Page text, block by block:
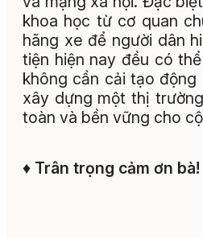
khoa học từ cơ quan
hãng xe để người dân
tiện hiện nay đều có
không cần cải tạo
xây dựng một thị
toàn và bền vững cho
♦ Trân trọng cảm ơn bà!